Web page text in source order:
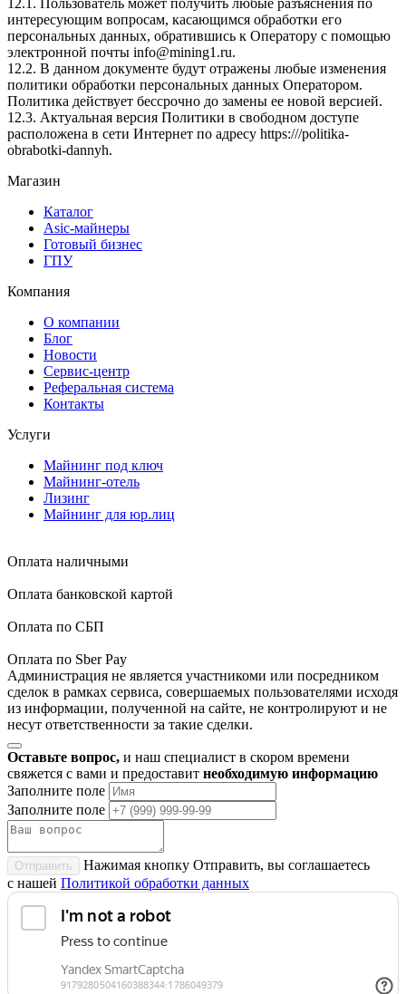
интересующим вопросам, касающимся обработки его
персональных данных, обратившись к Оператору с помощью
электронной почты info@mining1.ru.
12.2. В данном документе будут отражены любые изменения
политики обработки персональных данных Оператором.
Политика действует бессрочно до замены ее новой версией.
12.3. Актуальная версия Политики в свободном доступе
расположена в сети Интернет по адресу https:///politika-
obrabotki-dannyh.
Магазин
Каталог
Asic-майнеры
Готовый бизнес
ГПУ
Компания
О компании
Блог
Новости
Сервис-центр
Реферальная система
Контакты
Услуги
Майнинг под ключ
Майнинг-отель
Лизинг
Майнинг для юр.лиц
Оплата наличными
Оплата банковской картой
Оплата по СБП
Оплата по Sber Pay
Администрация не является участникоми или посредником
сделок в рамках сервиса, совершаемых пользователями исходя
из информации, полученной на сайте, не контролируют и не
несут ответственности за такие сделки.
Оставьте вопрос, и наш специалист в скором времени
свяжется с вами и предоставит необходимую информацию
Заполните поле
Заполните поле
Отправить
Нажимая кнопку Отправить, вы соглашаетесь
с нашей Политикой обработки данных